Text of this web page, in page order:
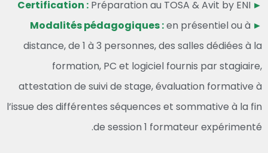
► Certification :
Préparation au TOSA & Avit by ENI
► Modalités pédagogiques :
en présentiel ou à
distance, de 1 à 3 personnes, des salles dédiées à la
formation, PC et logiciel fournis par stagiaire,
attestation de suivi de stage, évaluation formative à
l’issue des différentes séquences et sommative à la fin
de session 1 formateur expérimenté.